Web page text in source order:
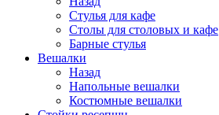
Стулья для кафе
Столы для столовых и кафе
Барные стулья
Вешалки
Назад
Напольные вешалки
Костюмные вешалки